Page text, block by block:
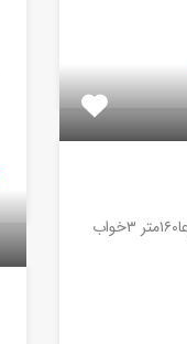
مساحت بنا۱۵۰متر با مشاعات مجموعا۱۶۰متر ۳خواب